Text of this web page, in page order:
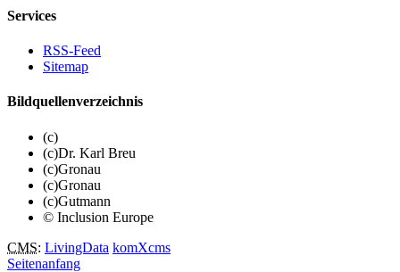
Services
RSS-Feed
Sitemap
Bildquellenverzeichnis
(c)
(c)Dr. Karl Breu
(c)Gronau
(c)Gronau
(c)Gutmann
© Inclusion Europe
CMS: LivingData komXcms
Seitenanfang